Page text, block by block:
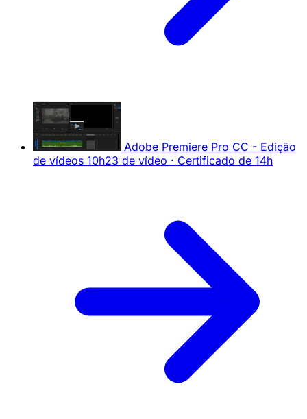
Adobe Premiere Pro CC - Edição
de vídeos 10h23 de vídeo · Certificado de 14h